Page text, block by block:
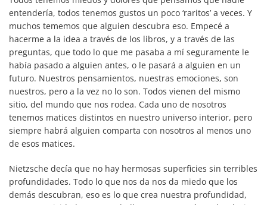
entendería, todos tenemos gustos un poco ‘raritos’ a veces. Y
muchos tememos que alguien descubra eso. Empecé a
hacerme a la idea a través de los libros, y a través de las
preguntas, que todo lo que me pasaba a mí seguramente le
había pasado a alguien antes, o le pasará a alguien en un
futuro. Nuestros pensamientos, nuestras emociones, son
nuestros, pero a la vez no lo son. Todos vienen del mismo
sitio, del mundo que nos rodea. Cada uno de nosotros
tenemos matices distintos en nuestro universo interior, pero
siempre habrá alguien comparta con nosotros al menos uno
de esos matices.
Nietzsche decía que no hay hermosas superficies sin terribles
profundidades. Todo lo que nos da nos da miedo que los
demás descubran, eso es lo que crea nuestra profundidad,